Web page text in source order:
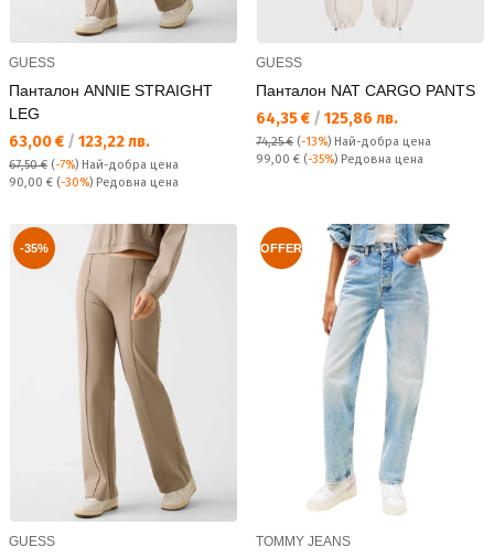
GUESS
Панталон ANNIE STRAIGHT
LEG
Текуща цена:
63,00 € / 123,22 лв.
67,50 € (-7%) Най-добра цена
Редовна цена:
90,00 € (-30%) Редовна цена
GUESS
Панталон NAT CARGO PANTS
Текуща цена:
64,35 € / 125,86 лв.
74,25 € (-13%) Най-добра цена
Редовна цена:
99,00 € (-35%) Редовна цена
-35%
GUESS
OFFER
TOMMY JEANS